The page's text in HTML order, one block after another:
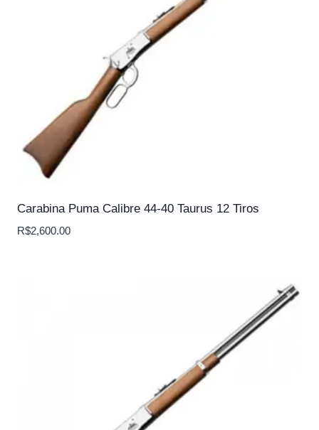
Carabina Puma Calibre 44-40 Taurus 12 Tiros
R$2,600.00